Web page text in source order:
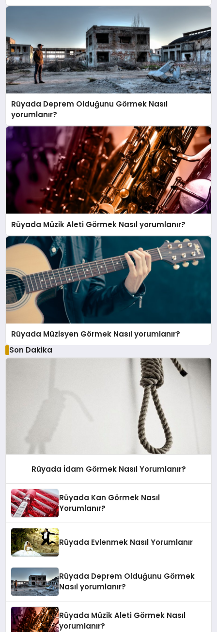
Rüyada Deprem Olduğunu Görmek Nasıl
yorumlanır?
Rüyada Müzik Aleti Görmek Nasıl yorumlanır?
Rüyada Müzisyen Görmek Nasıl yorumlanır?
Son Dakika
Rüyada İdam Görmek Nasıl Yorumlanır?
Rüyada Kan Görmek Nasıl
Yorumlanır?
Rüyada Evlenmek Nasıl Yorumlanır
Rüyada Deprem Olduğunu Görmek
Nasıl yorumlanır?
Rüyada Müzik Aleti Görmek Nasıl
yorumlanır?